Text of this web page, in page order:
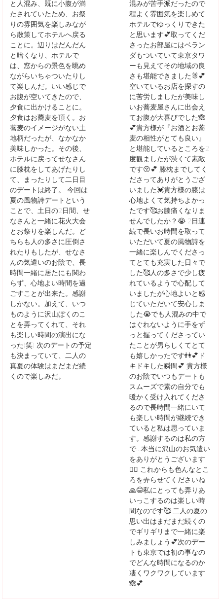
と人混み、既に小腹が満
たされていたため、お祭
りの雰囲気を楽しみなが
ら散策してホテルへ戻る
ことに。辺りはだんだん
と暗くなり、ホテルで
は、窓からの景色を眺め
ながらいちゃついたりし
て楽しんだ。いい感じで
お腹が空いてきたので、
夕食に出かけることに。
夕食はお蕎麦を頂く。お
蕎麦のイメージがない土
地柄だったが、なかなか
美味しかった。その後、
ホテルに戻ってせなさん
に膝枕をしてあげたりし
て、まったりして二日目
のデートは終了。 今回は
夏の風物詩デートという
ことで、土日の2日間、せ
なさんと一緒に花火大会
とお祭りを楽しんだ。ど
ちらも人の多さに圧倒さ
れたりもしたが、せなさ
んの気遣いのお陰で、長
時間一緒に居たにも関わ
らず、心地よい時間を過
ごすことが出来た。感謝
しかない。加えて、いつ
ものように沢山ぼくのこ
とを弄ってくれて、それ
も楽しい時間の演出にな
った(笑) 次のデートの予定
も決まっていて、二人の
真夏の体験はまだまだ続
くので楽しみだ。
混みが苦手派だったので
程よく雰囲気を楽しめて
ホテルでゆっくりできた
と思います💕取ってくだ
さったお部屋にはベラン
ダもついていて東京タワ
ーも見えてその地域の良
さも堪能できました🐰💕
空いているお店を探すの
に苦労しましたが美味し
いお蕎麦屋さんに出会え
てお腹が大喜びでした🙈
💕貴方様が『お酒とお蕎
麦の相性がとても良い』
と堪能しているところを2
度観ましたが渋くて素敵
です😚💕 膝枕までしてく
ださってありがとうござ
いました💓貴方様の膝は
心地よくて気持ちよかっ
たです🥰お膝痛くなりま
せんでしたか？😭 2日連
続で長いお時間を取って
いただいて夏の風物詩を
一緒に楽しんでくださっ
てとても充実した日々で
した🥰人の多さで少し疲
れているようで心配して
いましたが心地よいと感
じていただいて安心しま
した😭でも人混みの中で
はぐれないように手をず
っと握ってくださってい
たことが男らしくてとて
も嬉しかったです👫💕ド
キドキした瞬間💕 貴方様
のお陰でいつもデートも
スムーズで素の自分でも
暖かく受け入れてくださ
るので長時間一緒にいて
も楽しい時間が継続でき
ていると私は思っていま
す。感謝するのは私の方
で…本当に沢山のお気遣い
をありがとうございます
🙇‍♀️ これからも色んなとこ
ろを弄らせてくださいね
🙏😂私にとっても弄りあ
いっこするのは楽しい時
間なのです🥰 二人の夏の
思い出はまだまだ続くの
でギリギリまで一緒に楽
しみましょう💕次のデー
トも東京では初の事なの
でどんな時間になるのか
凄くワクワクしています
🙈💕